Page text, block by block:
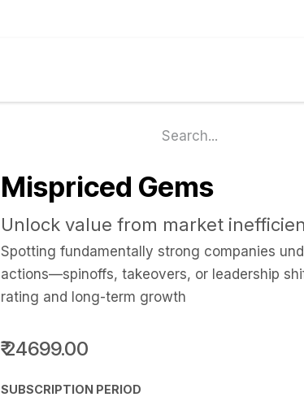
Mispriced Gems
Unlock value from market
Spotting fundamentally strong companies
actions—spinoffs, takeovers, or leadership
rating and long-term growth
₹24699.00
SUBSCRIPTION PERIOD